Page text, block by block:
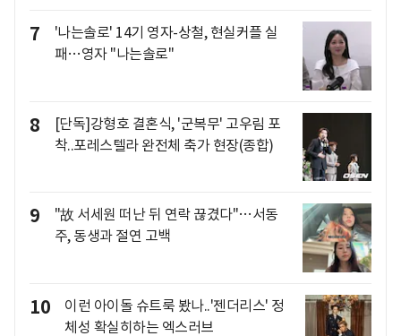
7
'나는솔로' 14기 영자-상철, 현실커플 실
패…영자 "나는솔로"
8
[단독]강형호 결혼식, '군복무' 고우림 포
착..포레스텔라 완전체 축가 현장(종합)
9
"故 서세원 떠난 뒤 연락 끊겼다"…서동
주, 동생과 절연 고백
10
이런 아이돌 슈트룩 봤나..'젠더리스' 정
체성 확실히하는 엑스러브